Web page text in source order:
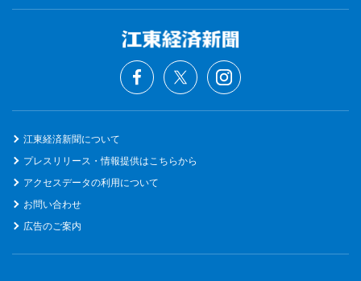
江東経済新聞について
プレスリリース・情報提供はこちらから
アクセスデータの利用について
お問い合わせ
広告のご案内